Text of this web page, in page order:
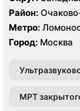
среза, GE
Hitachi Hi
Район:
Метро:
Славянский
Город: Москва
МРТ